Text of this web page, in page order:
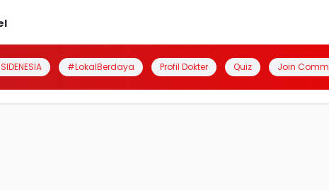
#LokalBerdaya Profil Dokter Quiz Join